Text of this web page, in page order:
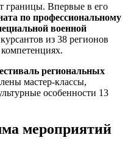
границы. Впервые в его
по профессиональному
военной
из 38 регионов
региональных
мастер-классы,
особенности 13
мероприятий